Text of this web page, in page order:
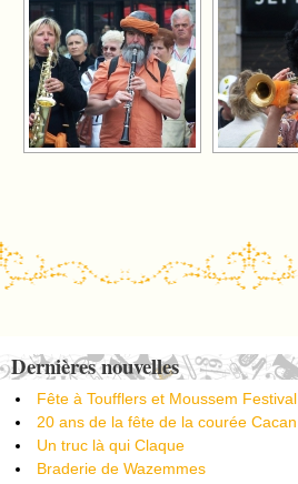
Post navigation
Dernières nouvelles
Fête à Toufflers et Moussem Festival
20 ans de la fête de la courée Cacan
Un truc là qui Claque
Braderie de Wazemmes